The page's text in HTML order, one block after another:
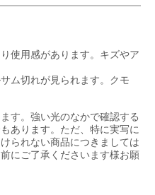
使用感があります。キズやア
ム切れが見られます。クモ
す。強い光のなかで確認する
あります。ただ、特に実写に
られない商品につきましては
にご了承くださいます様お願